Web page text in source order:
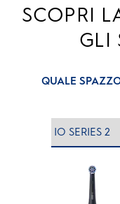
SCOPRI
GLI
QUALE